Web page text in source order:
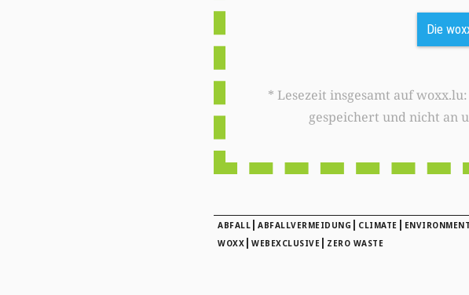
Die
* Lesezeit insgesamt auf woxx.lu: 0 Minute. Diese Daten werden nur in Ihrem Browser
gespeichert und nicht an
ABFALL | ABFALLVERMEIDUNG | CLIMATE | ENVIRONMENT
WOXX | WEBEXCLUSIVE | ZERO WASTE